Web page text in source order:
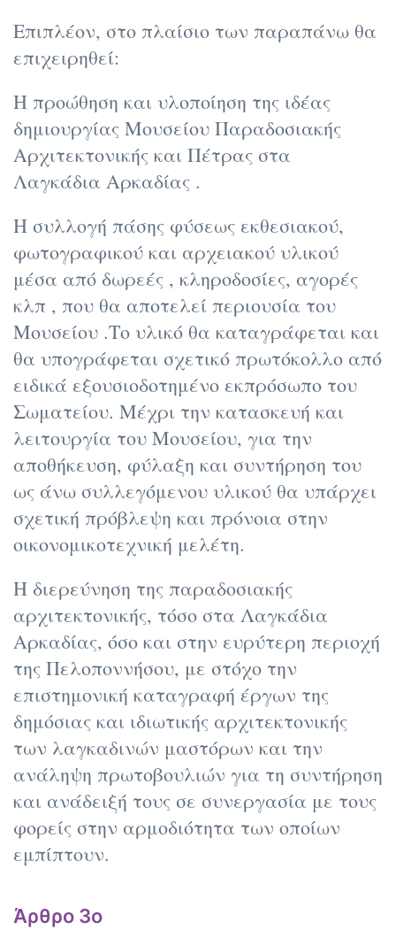
Επιπλέον, στο πλαίσιο των παραπάνω θα
επιχειρηθεί:
Η προώθηση και υλοποίηση της ιδέας
δημιουργίας Μουσείου Παραδοσιακής
Αρχιτεκτονικής και Πέτρας στα
Λαγκάδια Αρκαδίας .
Η συλλογή πάσης φύσεως εκθεσιακού,
φωτογραφικού και αρχειακού υλικού
μέσα από δωρεές , κληροδοσίες, αγορές
κλπ , που θα αποτελεί περιουσία του
Μουσείου .Το υλικό θα καταγράφεται και
θα υπογράφεται σχετικό πρωτόκολλο από
ειδικά εξουσιοδοτημένο εκπρόσωπο του
Σωματείου. Μέχρι την κατασκευή και
λειτουργία του Μουσείου, για την
αποθήκευση, φύλαξη και συντήρηση του
ως άνω συλλεγόμενου υλικού θα υπάρχει
σχετική πρόβλεψη και πρόνοια στην
οικονομικοτεχνική μελέτη.
Η διερεύνηση της παραδοσιακής
αρχιτεκτονικής, τόσο στα Λαγκάδια
Αρκαδίας, όσο και στην ευρύτερη περιοχή
της Πελοποννήσου, με στόχο την
επιστημονική καταγραφή έργων της
δημόσιας και ιδιωτικής αρχιτεκτονικής
των λαγκαδινών μαστόρων και την
ανάληψη πρωτοβουλιών για τη συντήρηση
και ανάδειξή τους σε συνεργασία με τους
φορείς στην αρμοδιότητα των οποίων
εμπίπτουν.
Άρθρο 3ο